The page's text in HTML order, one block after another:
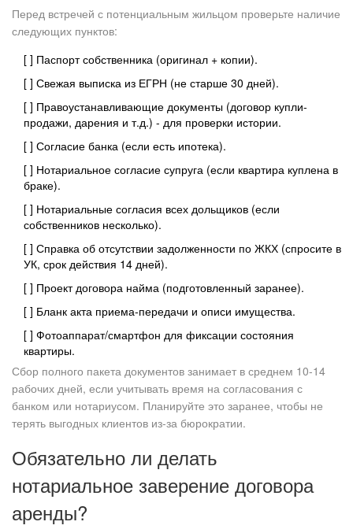
Перед встречей с потенциальным жильцом проверьте наличие
следующих пунктов:
[ ] Паспорт собственника (оригинал + копии).
[ ] Свежая выписка из ЕГРН (не старше 30 дней).
[ ] Правоустанавливающие документы (договор купли-
продажи, дарения и т.д.) - для проверки истории.
[ ] Согласие банка (если есть ипотека).
[ ] Нотариальное согласие супруга (если квартира куплена в
браке).
[ ] Нотариальные согласия всех дольщиков (если
собственников несколько).
[ ] Справка об отсутствии задолженности по ЖКХ (спросите в
УК, срок действия 14 дней).
[ ] Проект договора найма (подготовленный заранее).
[ ] Бланк акта приема-передачи и описи имущества.
[ ] Фотоаппарат/смартфон для фиксации состояния
квартиры.
Сбор полного пакета документов занимает в среднем 10-14
рабочих дней, если учитывать время на согласования с
банком или нотариусом. Планируйте это заранее, чтобы не
терять выгодных клиентов из-за бюрократии.
Обязательно ли делать
нотариальное заверение договора
аренды?